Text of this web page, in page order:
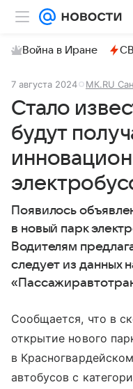
Война в Иране
7 августа 2024 МК.RU
Стало
будут
Появилось
в новый парк
Водителям
следует из данных
Сообщается, что в
открытие нового
в
автобусов с